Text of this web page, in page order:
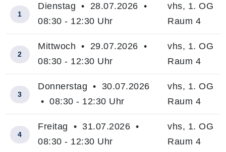
1
Dienstag • 28.07.2026 •
08:30 - 12:30 Uhr
vhs, 1. OG
Raum 4
2
Mittwoch • 29.07.2026 •
08:30 - 12:30 Uhr
vhs, 1. OG
Raum 4
3
Donnerstag • 30.07.2026
• 08:30 - 12:30 Uhr
vhs, 1. OG
Raum 4
4
Freitag • 31.07.2026 •
08:30 - 12:30 Uhr
vhs, 1. OG
Raum 4